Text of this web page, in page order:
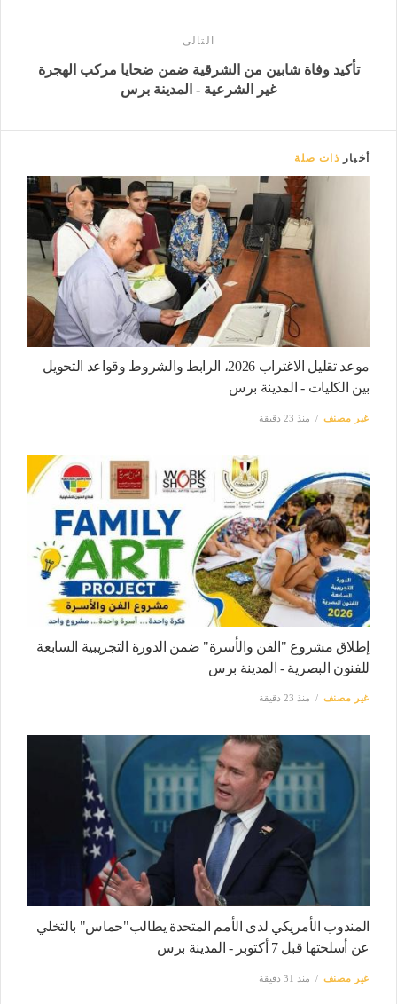
التالى
تأكيد وفاة شابين من الشرقية ضمن ضحايا مركب الهجرة
غير الشرعية - المدينة برس
أخبار ذات صلة
موعد تقليل الاغتراب 2026، الرابط والشروط وقواعد التحويل
بين الكليات - المدينة برس
غير مصنف منذ 23 دقيقة
إطلاق مشروع "الفن والأسرة" ضمن الدورة التجريبية السابعة
للفنون البصرية - المدينة برس
غير مصنف منذ 23 دقيقة
المندوب الأمريكي لدى الأمم المتحدة يطالب"حماس" بالتخلي
عن أسلحتها قبل 7 أكتوبر - المدينة برس
غير مصنف منذ 31 دقيقة